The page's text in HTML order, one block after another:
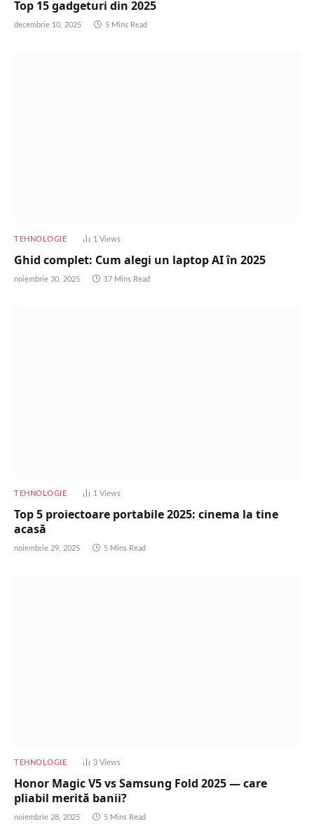
Top 15 gadgeturi din 2025
decembrie 10, 2025 5 Mins Read
TEHNOLOGIE 1 Views
Ghid complet: Cum alegi un laptop AI în 2025
noiembrie 30, 2025 17 Mins Read
TEHNOLOGIE 1 Views
Top 5 proiectoare portabile 2025: cinema la tine
acasă
noiembrie 29, 2025 5 Mins Read
TEHNOLOGIE 3 Views
Honor Magic V5 vs Samsung Fold 2025 — care
pliabil merită banii?
noiembrie 28, 2025 5 Mins Read